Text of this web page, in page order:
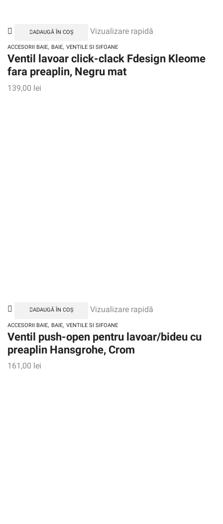
ADAUGĂ ÎN COȘ Vizualizare rapidă
ACCESORII BAIE, BAIE, VENTILE SI SIFOANE
Ventil lavoar click-clack Fdesign Kleome
fara preaplin, Negru mat
139,00 lei
ADAUGĂ ÎN COȘ Vizualizare rapidă
ACCESORII BAIE, BAIE, VENTILE SI SIFOANE
Ventil push-open pentru lavoar/bideu cu
preaplin Hansgrohe, Crom
161,00 lei